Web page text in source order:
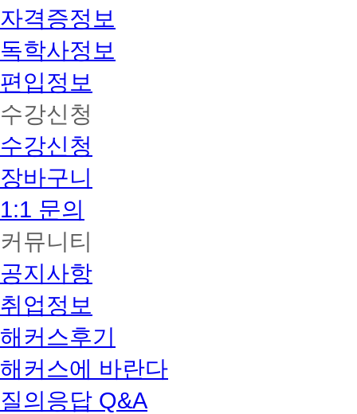
자격증정보
독학사정보
편입정보
수강신청
수강신청
장바구니
1:1 문의
커뮤니티
공지사항
취업정보
해커스후기
해커스에 바란다
질의응답 Q&A